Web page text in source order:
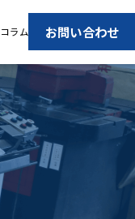
コラム お問い合わせ